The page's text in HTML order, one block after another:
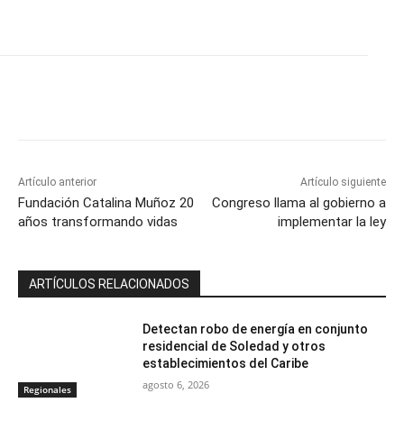
Artículo anterior
Fundación Catalina Muñoz 20
años transformando vidas
Artículo siguiente
Congreso llama al gobierno a
implementar la ley
ARTÍCULOS RELACIONADOS
Regionales
Detectan robo de energía en conjunto
residencial de Soledad y otros
establecimientos del Caribe
agosto 6, 2026